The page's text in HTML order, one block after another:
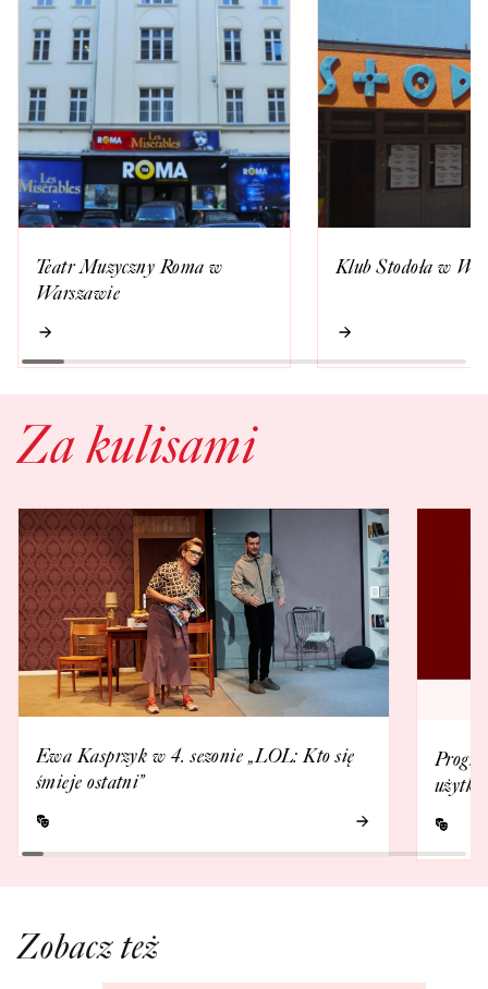
Teatr Muzyczny Roma w
Warszawie
Klub Stodoła w
Za kulisami
Ewa Kasprzyk w 4. sezonie „LOL: Kto się
śmieje ostatni”
Zobacz też